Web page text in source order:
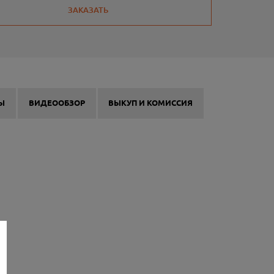
ЗАКАЗАТЬ
ВИДЕООБЗОР ВЫКУП И КОМИССИЯ